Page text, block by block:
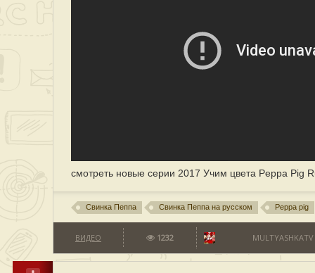
смотреть новые серии 2017 Учим цвета Peppa Pig
Свинка Пеппа Свинка Пеппа на русском Peppa pig
ВИДЕО 1232 MULTYASHKATV